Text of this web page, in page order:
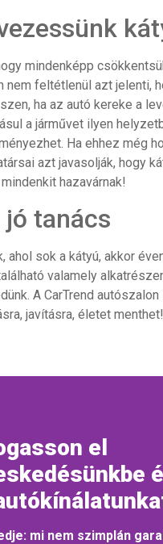
mindenképp
nem feltétlenül azt jelenti,
ha az autó kereke a
a járművet ilyen
Ha ehhez még
azt javasolják, hogy
hazavárnak!
jó tanács
ahol sok a kátyú, akkor
valamely
A CarTrend
javításra, életet menthet!
el
mi nem szimplán